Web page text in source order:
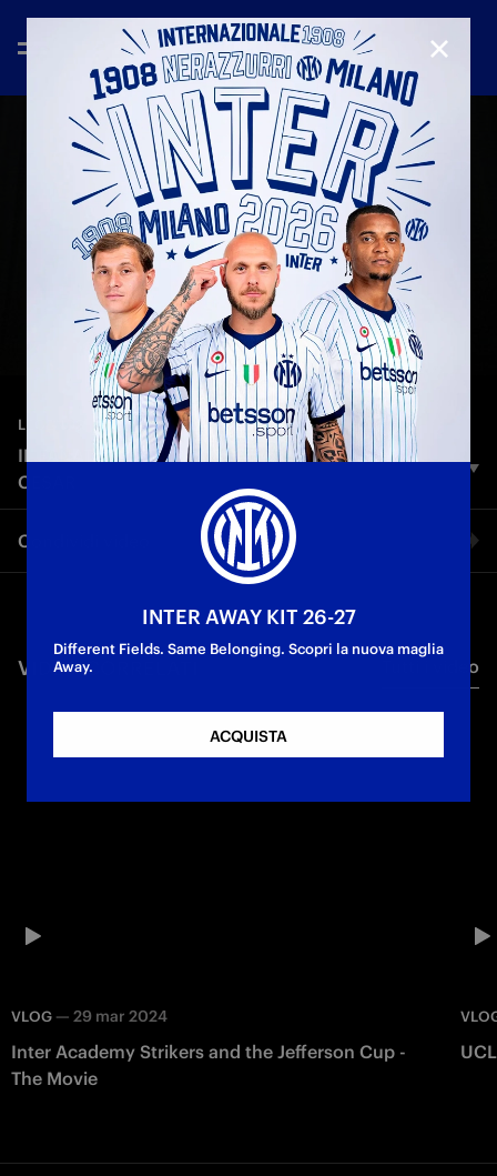
LEGENDS —3 lug 2025
IL FANATICS FEST RACCONTATO DA JULIO
CESAR
Incontri esclusivi, leggende, attivazioni, Meet&Greet e tanto
altro: Fanatics Fest in versione nerazzurra e a raccontarlo…
Condividi video
Twitter
VIDEO CORRELATI Tutti i video
VLOG — 29 mar 2024
Inter Academy Strikers and the Jefferson Cup -
The Movie
INTER AWAY KIT 26-27
Different Fields. Same Belonging. Scopri la nuova maglia
Away.
ACQUISTA